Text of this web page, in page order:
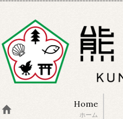
Home
ホーム